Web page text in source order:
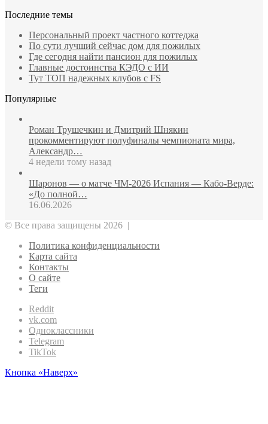
Последние темы
Персональный проект частного коттеджа
По сути лучший сейчас дом для пожилых
Где сегодня найти пансион для пожилых
Главные достоинства КЭДО с ИИ
Тут ТОП надежных клубов с FS
Популярные
Роман Трушечкин и Дмитрий Шнякин
прокомментируют полуфиналы чемпионата мира,
Александр…
4 недели тому назад
Шаронов — о матче ЧМ‑2026 Испания — Кабо‑Верде:
«До полной…
16.06.2026
© Все права защищены 2026 |
Политика конфиденциальности
Карта сайта
Контакты
О сайте
Теги
Reddit
vk.com
Одноклассники
Telegram
TikTok
Кнопка «Наверх»